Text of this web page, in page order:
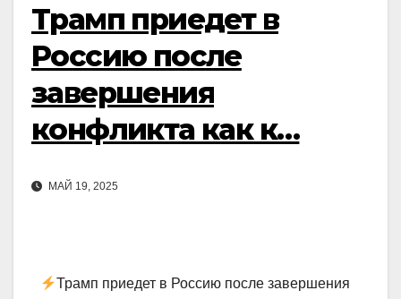
Трамп приедет в
Россию после
завершения
конфликта как к…
МАЙ 19, 2025
Трамп приедет в Россию после завершения